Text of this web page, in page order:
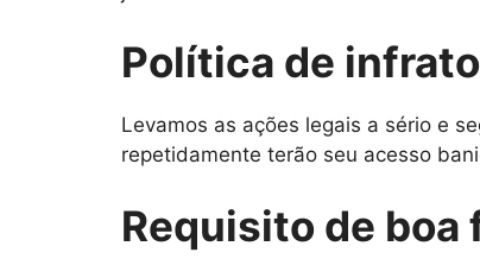
Política de
Levamos as ações legais a sério e
repetidamente terão seu acesso
Requisito de boa